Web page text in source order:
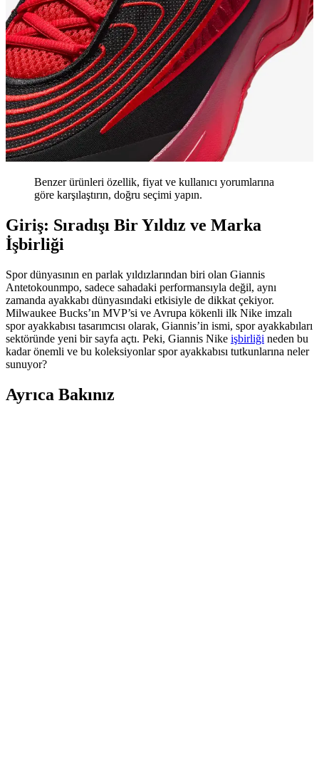
Benzer ürünleri özellik, fiyat ve kullanıcı yorumlarına
göre karşılaştırın, doğru seçimi yapın.
Giriş: Sıradışı Bir Yıldız ve Marka
İşbirliği
Spor dünyasının en parlak yıldızlarından biri olan Giannis
Antetokounmpo, sadece sahadaki performansıyla değil, aynı
zamanda ayakkabı dünyasındaki etkisiyle de dikkat çekiyor.
Milwaukee Bucks’ın MVP’si ve Avrupa kökenli ilk Nike imzalı
spor ayakkabısı tasarımcısı olarak, Giannis’in ismi, spor ayakkabıları
sektöründe yeni bir sayfa açtı. Peki, Giannis Nike işbirliği neden bu
kadar önemli ve bu koleksiyonlar spor ayakkabısı tutkunlarına neler
sunuyor?
Ayrıca Bakınız